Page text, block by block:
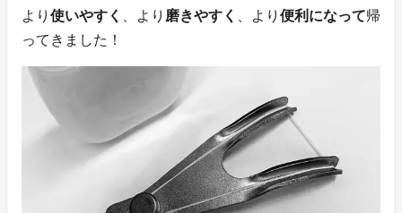
より 使いやすく 、より 磨きやすく 、より 便利になって帰
ってきました！